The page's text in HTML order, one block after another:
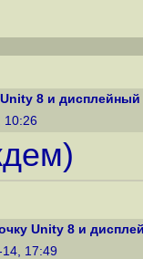
8 и
10:26
Unity 8 и
17:49